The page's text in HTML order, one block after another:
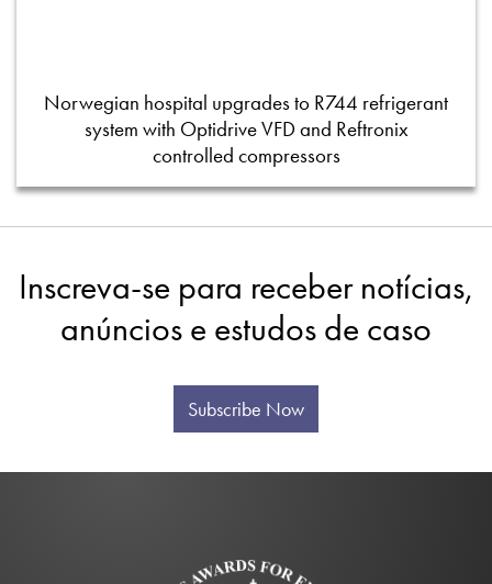
Norwegian hospital upgrades to R744 refrigerant
system with Optidrive VFD and Reftronix
controlled compressors
Inscreva-se para receber notícias,
anúncios e estudos de caso
Subscribe Now